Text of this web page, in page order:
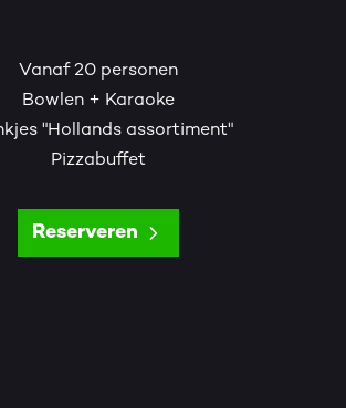
Vanaf 20 personen
Bowlen + Karaoke
"Hollands assortiment"
Pizzabuffet
Reserveren